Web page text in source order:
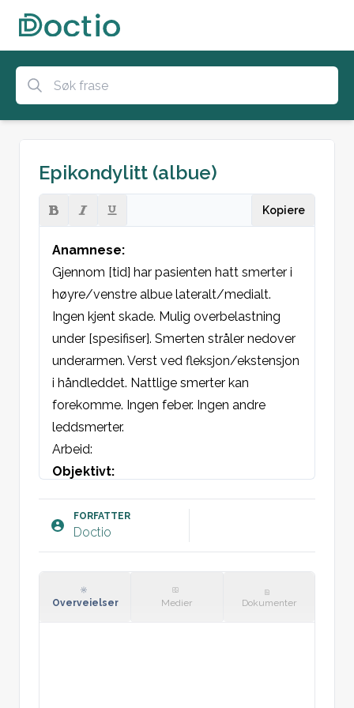
Epikondylitt (albue)
Kopiere
Anamnese:
Gjennom [tid] har pasienten hatt smerter i
høyre/venstre albue lateralt/medialt.
Ingen kjent skade. Mulig overbelastning
under [spesifiser]. Smerten stråler nedover
underarmen. Verst ved fleksjon/ekstensjon
i håndleddet. Nattlige smerter kan
forekomme. Ingen feber. Ingen andre
leddsmerter.
Arbeid:
Objektivt:
misfarging eller feilstilling. Direkte ømhet
over mediale/laterale epikondyler. Ingen
isometrisk fleksjon/ekstensjon av
FORFATTER
Doctio
Overveielser Medier Dokumenter